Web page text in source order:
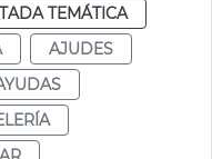
TEMÁTICA
AJUDES